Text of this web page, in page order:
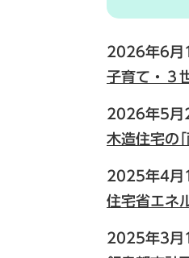
2026年6月
子育て・３
2026年5月
木造住宅の
2025年4月
住宅省エネ
2025年3月